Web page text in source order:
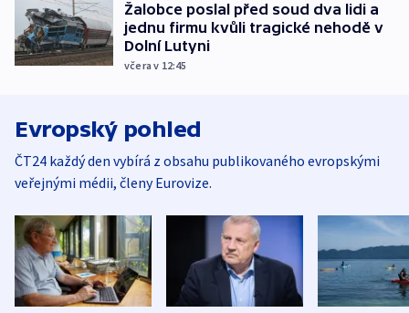
Žalobce poslal před soud dva lidi a
jednu firmu kvůli tragické nehodě v
Dolní Lutyni
včera v 12:45
Evropský pohled
ČT24 každý den vybírá z obsahu publikovaného evropskými
veřejnými médii, členy Eurovize.